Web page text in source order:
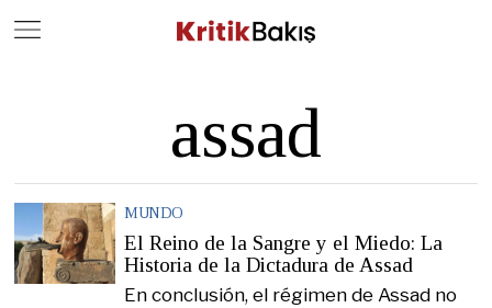
assad
MUNDO
El Reino de la Sangre y el Miedo: La
Historia de la Dictadura de Assad
En conclusión, el régimen de Assad no